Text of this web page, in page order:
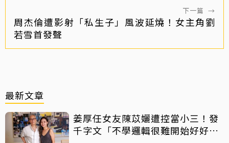
下一篇 →
周杰倫遭影射「私生子」風波延燒！女主角劉
若雪首發聲
最新文章
姜厚任女友陳苡孋遭控當小三！發
千字文「不學邏輯很難開始好好